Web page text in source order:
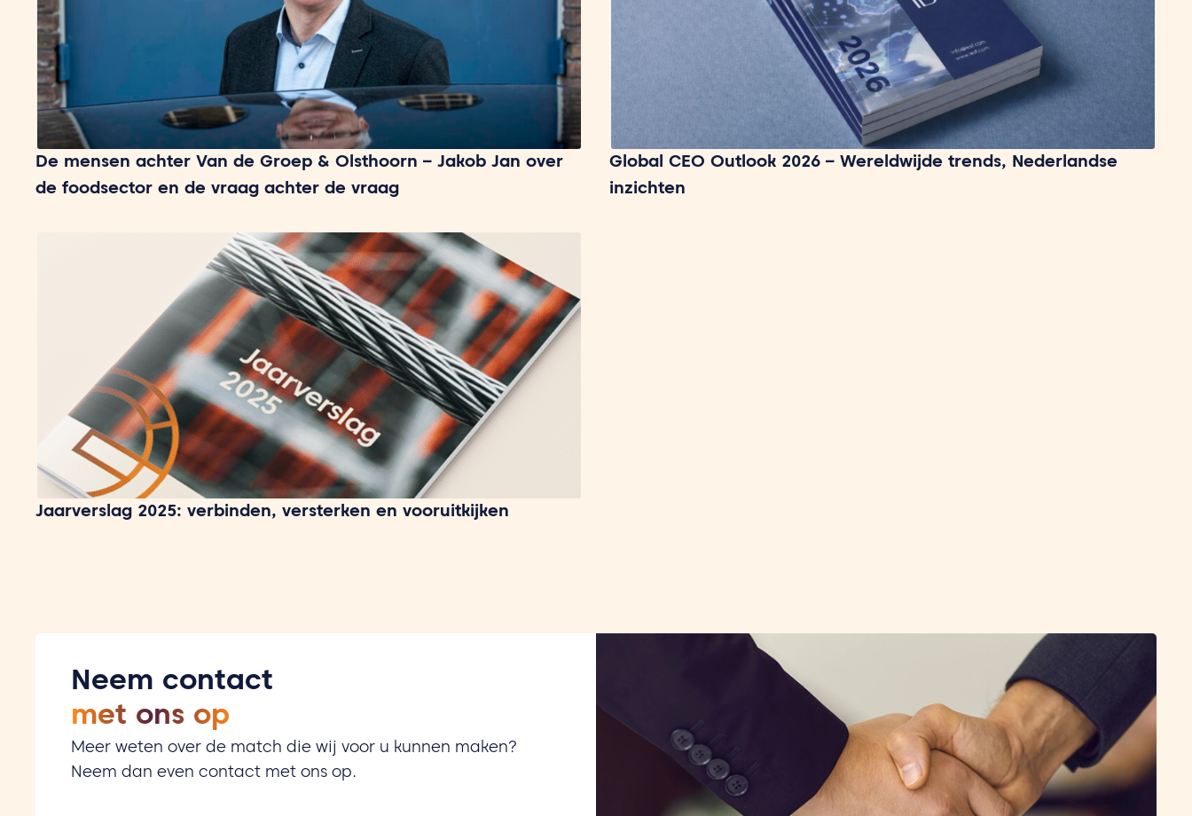
De mensen achter Van de Groep & Olsthoorn – Jakob Jan over
de foodsector en de vraag achter de vraag
Global CEO Outlook 2026 – Wereldwijde trends, Nederlandse
inzichten
Jaarverslag 2025: verbinden, versterken en vooruitkijken
Neem contact
met ons op
Meer weten over de match die wij voor u kunnen maken?
Neem dan even contact met ons op.